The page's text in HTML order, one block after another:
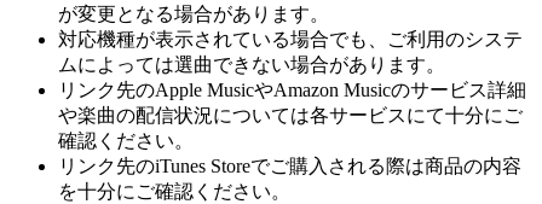
が変更となる場合があります。
対応機種が表示されている場合でも、ご利用のシステ
ムによっては選曲できない場合があります。
リンク先のApple MusicやAmazon Musicのサービス詳細
や楽曲の配信状況については各サービスにて十分にご
確認ください。
リンク先のiTunes Storeでご購入される際は商品の内容
を十分にご確認ください。